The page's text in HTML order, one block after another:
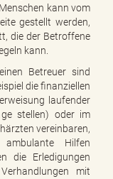
kann vom
gestellt werden,
die der Betroffene
kann.
Betreuer sind
die finanziellen
laufender
stellen) oder im
vereinbaren,
Hilfen
die Erledigungen
mit